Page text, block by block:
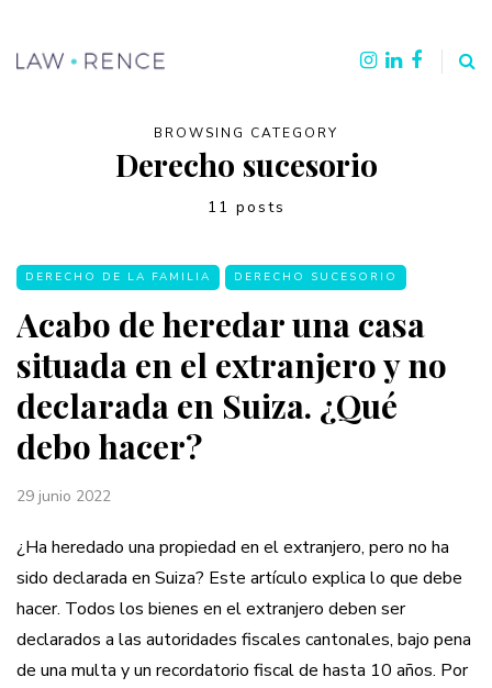
BROWSING CATEGORY
Derecho sucesorio
11 posts
DERECHO DE LA FAMILIA DERECHO SUCESORIO
Acabo de heredar una casa
situada en el extranjero y no
declarada en Suiza. ¿Qué
debo hacer?
29 junio 2022
¿Ha heredado una propiedad en el extranjero, pero no ha
sido declarada en Suiza? Este artículo explica lo que debe
hacer. Todos los bienes en el extranjero deben ser
declarados a las autoridades fiscales cantonales, bajo pena
de una multa y un recordatorio fiscal de hasta 10 años. Por